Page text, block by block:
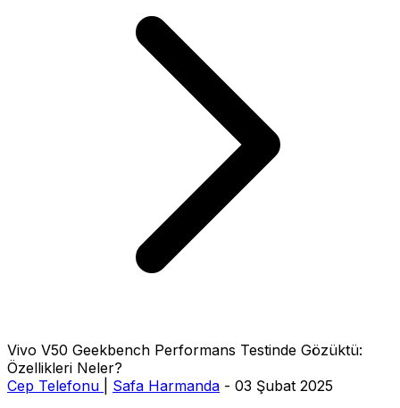
Vivo V50 Geekbench Performans Testinde Gözüktü:
Özellikleri Neler?
Cep Telefonu
Safa Harmanda - 03 Şubat 2025